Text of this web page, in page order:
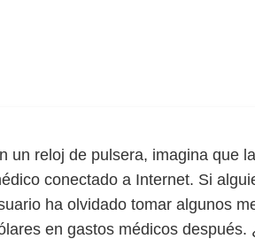
un reloj de pulsera, imagina que
conectado a Internet. Si
ha olvidado tomar algunos
en gastos médicos